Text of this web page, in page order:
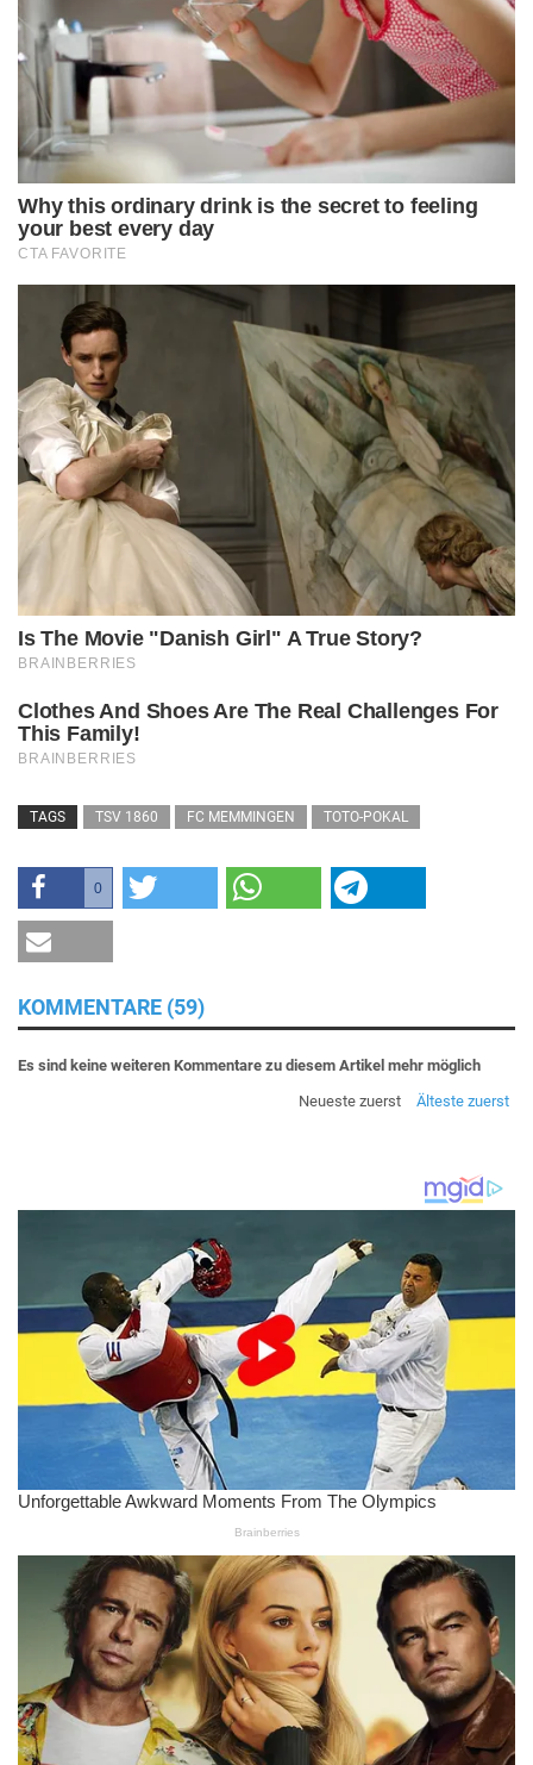
TAGS TSV 1860 FC MEMMINGEN TOTO-POKAL
0
KOMMENTARE (59)
Es sind keine weiteren Kommentare zu diesem Artikel mehr möglich
Neueste zuerst
Älteste zuerst